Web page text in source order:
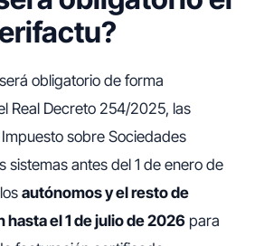
obligatorio de forma
Real Decreto 254/2025, las
sobre Sociedades
sistemas antes del 1 de enero de
autónomos y el resto de
el 1 de julio de 2026 para